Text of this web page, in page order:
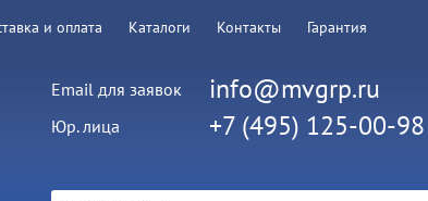
и оплата Каталоги Контакты Гарантия
Email для заявок info@mvgrp.ru
Юр. лица +7 (495) 125-00-98